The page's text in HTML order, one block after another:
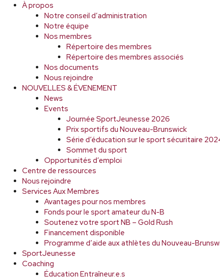
À propos
Notre conseil d’administration
Notre équipe
Nos membres
Répertoire des membres
Répertoire des membres associés
Nos documents
Nous rejoindre
NOUVELLES & ÉVENEMENT
News
Events
Journée SportJeunesse 2026
Prix sportifs du Nouveau-Brunswick
Série d’éducation sur le sport sécuritaire
Sommet du sport
Opportunités d’emploi
Centre de ressources
Nous rejoindre
Services Aux Membres
Avantages pour nos membres
Fonds pour le sport amateur du N-B
Soutenez votre sport NB – Gold Rush
Financement disponible
Programme d’aide aux athlètes du Nouveau-
SportJeunesse
Coaching
Éducation Entraîneur.e.s